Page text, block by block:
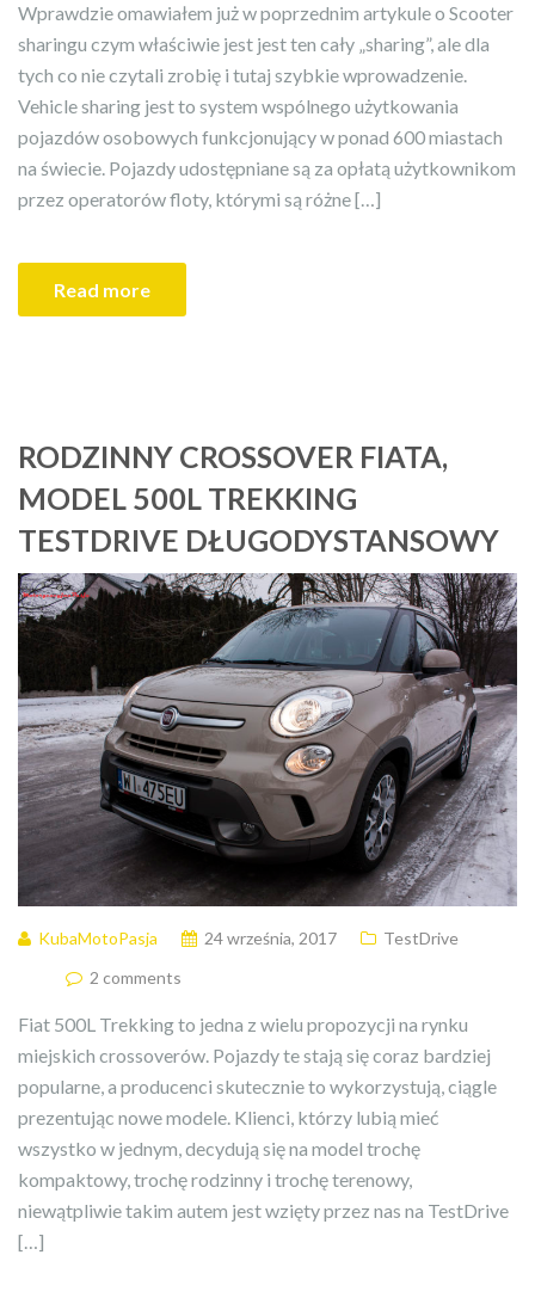
Wprawdzie omawiałem już w poprzednim artykule o Scooter
sharingu czym właściwie jest jest ten cały „sharing”, ale dla
tych co nie czytali zrobię i tutaj szybkie wprowadzenie.
Vehicle sharing jest to system wspólnego użytkowania
pojazdów osobowych funkcjonujący w ponad 600 miastach
na świecie. Pojazdy udostępniane są za opłatą użytkownikom
przez operatorów floty, którymi są różne […]
Read more
RODZINNY CROSSOVER FIATA,
MODEL 500L TREKKING
TESTDRIVE DŁUGODYSTANSOWY
KubaMotoPasja 24 września, 2017
TestDrive
2 comments
Fiat 500L Trekking to jedna z wielu propozycji na rynku
miejskich crossoverów. Pojazdy te stają się coraz bardziej
popularne, a producenci skutecznie to wykorzystują, ciągle
prezentując nowe modele. Klienci, którzy lubią mieć
wszystko w jednym, decydują się na model trochę
kompaktowy, trochę rodzinny i trochę terenowy,
niewątpliwie takim autem jest wzięty przez nas na TestDrive
[…]